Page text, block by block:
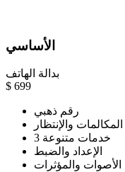
الأساسي
بدالة الهاتف
$ 699
رقم ذهبي
والإنتظار
3 خدمات متنوعة
الإعداد والضبط
الأصوات والمؤثرات